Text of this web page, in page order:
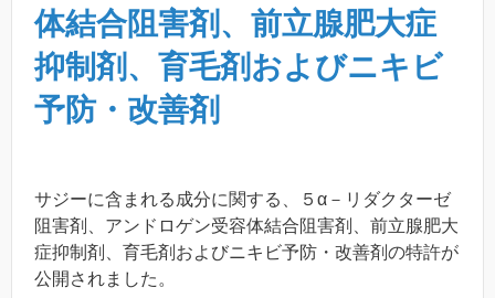
体結合阻害剤、前立腺肥大症
抑制剤、育毛剤およびニキビ
予防・改善剤
サジーに含まれる成分に関する、５α－リダクターゼ
阻害剤、アンドロゲン受容体結合阻害剤、前立腺肥大
症抑制剤、育毛剤およびニキビ予防・改善剤の特許が
公開されました。